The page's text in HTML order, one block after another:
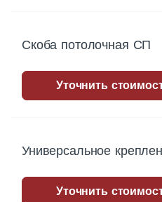
Скоба потолочная СП
Уточнить
Универсальное
Уточнить